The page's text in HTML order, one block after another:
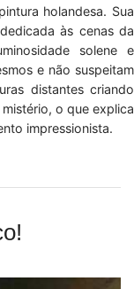
holandesa. Sua
às cenas da
solene e
e não suspeitam
distantes criando
o que explica
impressionista.